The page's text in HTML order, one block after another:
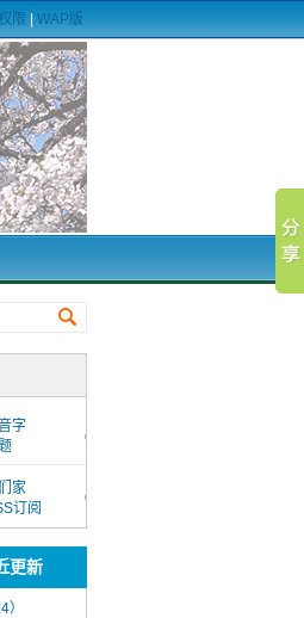
限 WAP版
字
家
订阅
更新